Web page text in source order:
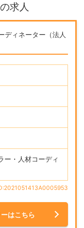
求人
ディネーター（法人
ー・人材コーディ
はこちら